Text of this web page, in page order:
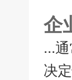
企
...
决